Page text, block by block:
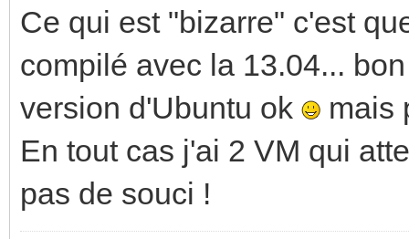
checking build
checking host
checking how to
checking for a sed
output... /bin/sed
checking for fgrep...
Ce qui est "bizarre" c'est
compilé avec la 13.04...
version d'Ubuntu ok
mais
En tout cas j'ai 2 VM qui
pas de souci !